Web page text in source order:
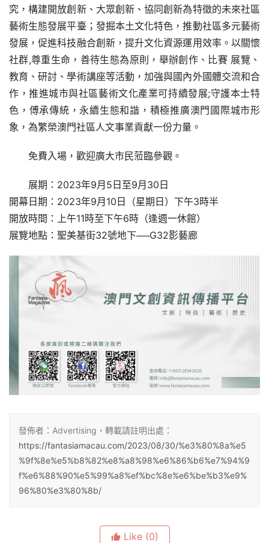
究，構建開放創新、大眾創新、協同創新為特徵的未來社區
藝術生態發展平臺；發掘本土文化特色，推動社區多元藝術
發展，促進科技融合創新，提升文化資源運用效率。以關懷
社群,尊重生命，善待生態為原則，舉辦創作、比賽 展覽、
教育、研討、學術講座等活動，加強與國內外國體交流和合
作，推進城市與社區藝術文化產業可持續發展;守護本士特
色，傅承傳統，永續生態和諧，積極推廣澳門國際城市形
象，為繁榮澳門社區人文事業貢獻一份力量。
免費入場，歡迎廣大市民蒞臨參觀。
展期：2023年9月5日至9月30日
開幕日期：2023年9月10日（星期日）下午3時半
開放時間：上午11時至下午6時（逢週一休館）
展覽地點：聖美基街32號地下──G32影藝廊
發佈者：Advertising，轉載請註明出處：
https://fantasiamacau.com/2023/08/30/%e3%80%8a%e5
%9f%8e%e5%b8%82%e8%a8%98%e6%86%b6%e7%94%9
f%e6%88%90%e5%99%a8%ef%bc%8e%e6%be%b3%e9%
96%80%e3%80%8b/
Like (0)